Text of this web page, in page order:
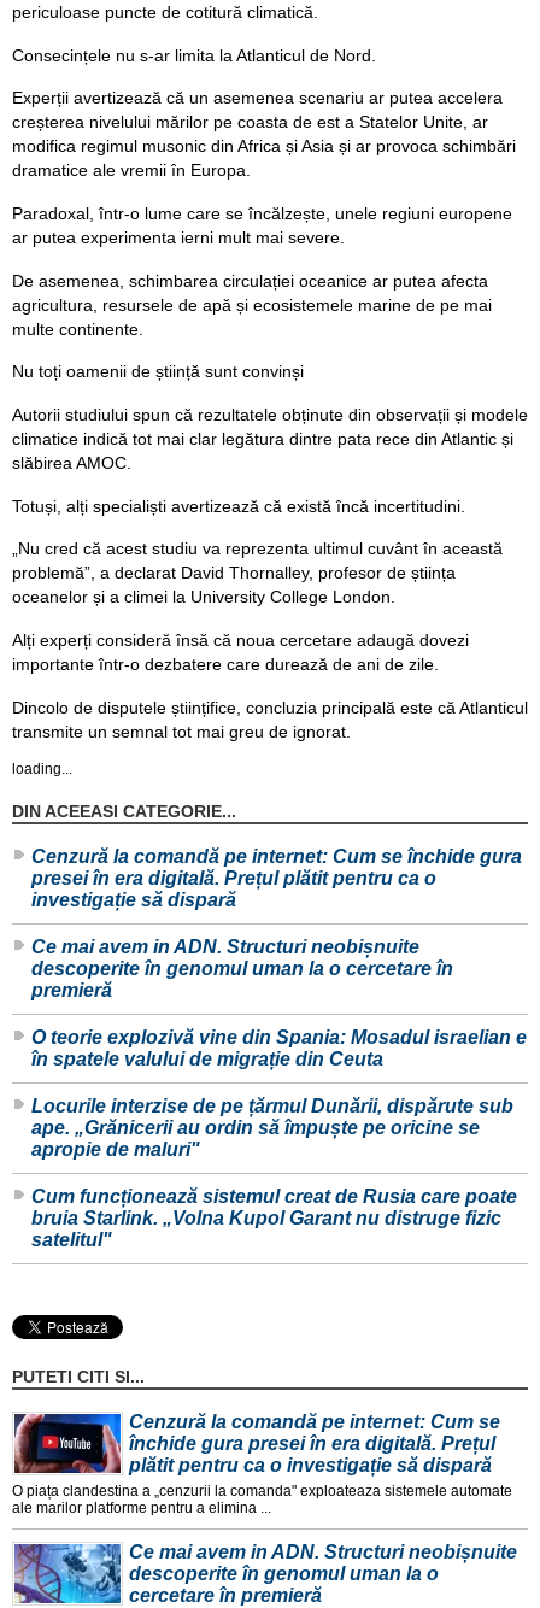
periculoase puncte de cotitură climatică.
Consecințele nu s-ar limita la Atlanticul de Nord.
Experții avertizează că un asemenea scenariu ar putea accelera
creșterea nivelului mărilor pe coasta de est a Statelor Unite, ar
modifica regimul musonic din Africa și Asia și ar provoca schimbări
dramatice ale vremii în Europa.
Paradoxal, într-o lume care se încălzește, unele regiuni europene
ar putea experimenta ierni mult mai severe.
De asemenea, schimbarea circulației oceanice ar putea afecta
agricultura, resursele de apă și ecosistemele marine de pe mai
multe continente.
Nu toți oamenii de știință sunt convinși
Autorii studiului spun că rezultatele obținute din observații și modele
climatice indică tot mai clar legătura dintre pata rece din Atlantic și
slăbirea AMOC.
Totuși, alți specialiști avertizează că există încă incertitudini.
„Nu cred că acest studiu va reprezenta ultimul cuvânt în această
problemă”, a declarat David Thornalley, profesor de știința
oceanelor și a climei la University College London.
Alți experți consideră însă că noua cercetare adaugă dovezi
importante într-o dezbatere care durează de ani de zile.
Dincolo de disputele științifice, concluzia principală este că Atlanticul
transmite un semnal tot mai greu de ignorat.
loading...
DIN ACEEASI CATEGORIE...
Cenzură la comandă pe internet: Cum se închide gura
presei în era digitală. Prețul plătit pentru ca o
investigație să dispară
Ce mai avem in ADN. Structuri neobișnuite
descoperite în genomul uman la o cercetare în
premieră
O teorie explozivă vine din Spania: Mosadul israelian e
în spatele valului de migrație din Ceuta
Locurile interzise de pe țărmul Dunării, dispărute sub
ape. „Grănicerii au ordin să împuște pe oricine se
apropie de maluri"
Cum funcționează sistemul creat de Rusia care poate
bruia Starlink. „Volna Kupol Garant nu distruge fizic
satelitul"
PUTETI CITI SI...
Cenzură la comandă pe internet: Cum se
închide gura presei în era digitală. Prețul
plătit pentru ca o investigație să dispară
O piața clandestina a „cenzurii la comanda" exploateaza sistemele automate
ale marilor platforme pentru a elimina ...
Ce mai avem in ADN. Structuri neobișnuite
descoperite în genomul uman la o
cercetare în premieră